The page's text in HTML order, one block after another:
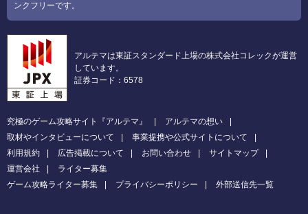
ンクフリーです。
アルテマは東証スタンダード上場の株式会社コレックが運営
しています。
証券コード：6578
究極のゲーム攻略サイト『アルテマ』
アルテマの想い
取材やインタビューについて
事業提携や公式サイトについて
利用規約
広告掲載について お問い合わせ
サイトマップ
運営会社
ライター募集
ゲーム攻略ライター募集
プライバシーポリシー 外部送信先一覧